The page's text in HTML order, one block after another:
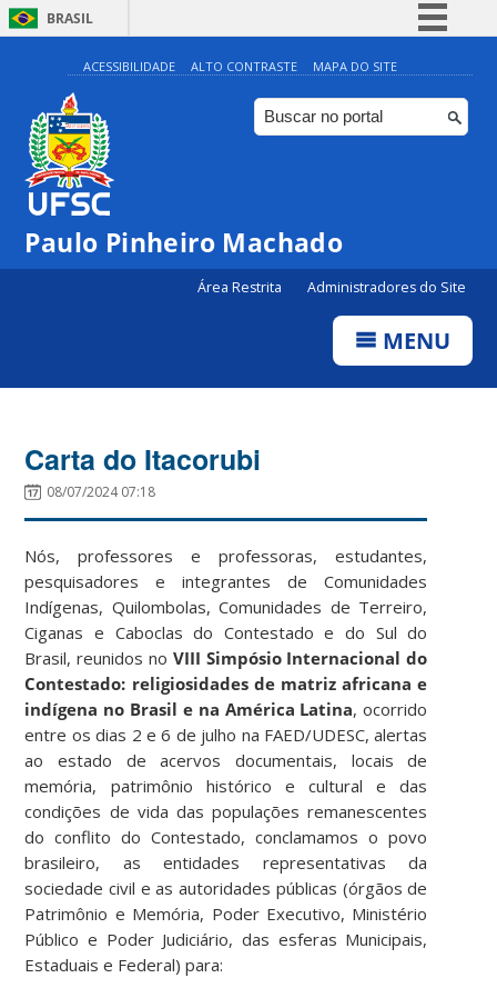
BRASIL
Simplifique!
Comunica BR
Participe
Canais
ACESSIBILIDADE ALTO CONTRASTE MAPA DO SITE
Paulo Pinheiro Machado
Área Restrita Administradores do Site
MENU
Carta do Itacorubi
08/07/2024 07:18
Nós, professores e professoras, estudantes,
pesquisadores e integrantes de Comunidades
Indígenas, Quilombolas, Comunidades de Terreiro,
Ciganas e Caboclas do Contestado e do Sul do
Brasil, reunidos no VIII Simpósio Internacional do
Contestado: religiosidades de matriz africana e
indígena no Brasil e na América Latina, ocorrido
entre os dias 2 e 6 de julho na FAED/UDESC, alertas
ao estado de acervos documentais, locais de
memória, patrimônio histórico e cultural e das
condições de vida das populações remanescentes
do conflito do Contestado, conclamamos o povo
brasileiro, as entidades representativas da
sociedade civil e as autoridades públicas (órgãos de
Patrimônio e Memória, Poder Executivo, Ministério
Público e Poder Judiciário, das esferas Municipais,
Estaduais e Federal) para: